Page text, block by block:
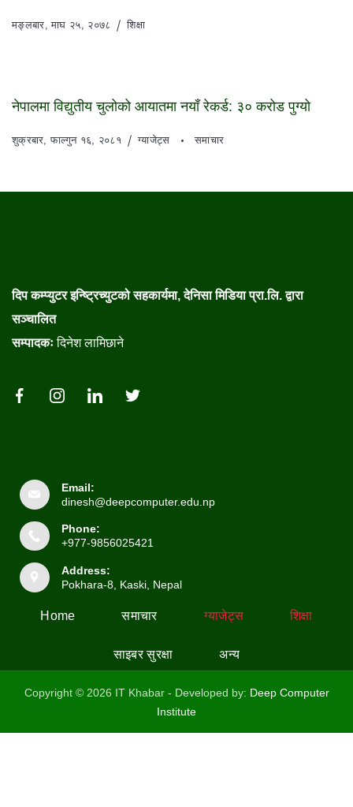
मङ्लबार, माघ २५, २०७८ शिक्षा
नेपालमा विद्युतीय चुलोको आयातमा नयाँ रेकर्ड: ३० करोड पुग्यो
शुक्रबार, फाल्गुन १६, २०८१ ग्याजेट्स समाचार
दिप कम्प्युटर इन्ष्ट्रिच्युटको सहकार्यमा, देनिसा मिडिया प्रा.लि. द्वारा
सञ्चालित
सम्पादकःदिनेश लामिछाने
Email:
dinesh@deepcomputer.edu.np
Phone:
+977-9856025421
Address:
Pokhara-8, Kaski, Nepal
Home समाचार ग्याजेट्स शिक्षा
साइबर सुरक्षा अन्य
Copyright © 2026 IT Khabar - Developed by: Deep Computer
Institute